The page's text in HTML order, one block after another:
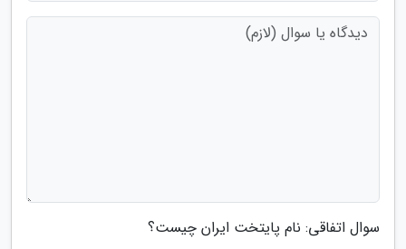
سوال اتفاقی: نام پایتخت ایران چیست؟